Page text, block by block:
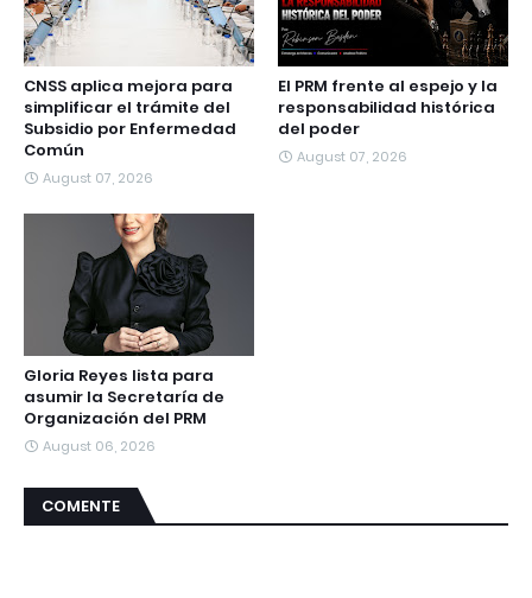
CNSS aplica mejora para
simplificar el trámite del
Subsidio por Enfermedad
Común
August 07, 2026
El PRM frente al espejo y la
responsabilidad histórica
del poder
August 07, 2026
Gloria Reyes lista para
asumir la Secretaría de
Organización del PRM
August 06, 2026
COMENTE